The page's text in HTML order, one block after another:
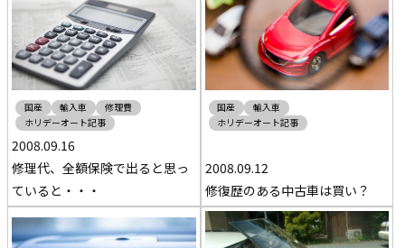
国産 輸入車
修理費
ホリデーオート記事
2008.09.16
修理代、全額保険で出ると思っ
ていると・・・
国産
輸入車
ホリデーオート記事
2008.09.12
修復歴のある中古車は買い？